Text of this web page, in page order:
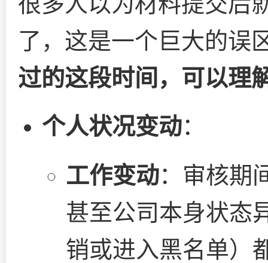
了，这是一个巨大的误
过的这段时间，可以理
个人状况变动：
工作变动：审核期
甚至公司本身状态
销或进入黑名单）